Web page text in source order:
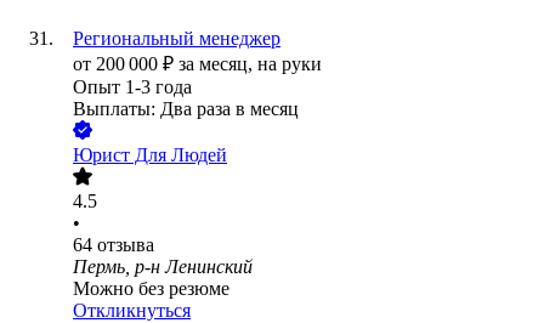
Региональный менеджер
от 200 000 ₽ за месяц, на руки
Опыт 1-3 года
Выплаты: Два раза в месяц
Юрист Для Людей
4.5
•
64 отзыва
Пермь, р-н Ленинский
Можно без резюме
Откликнуться